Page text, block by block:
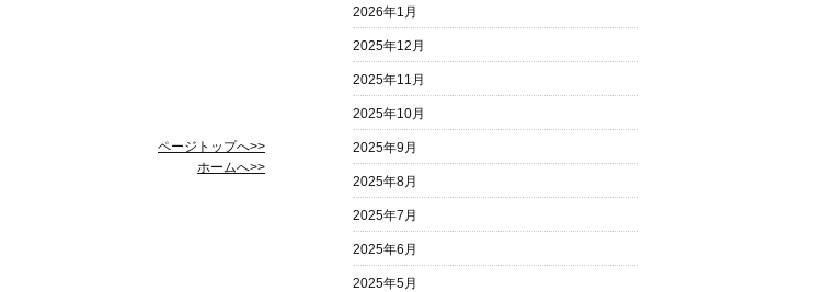
ページトップへ>>
ホームへ>>
2026年1月
2025年12月
2025年11月
2025年10月
2025年9月
2025年8月
2025年7月
2025年6月
2025年5月